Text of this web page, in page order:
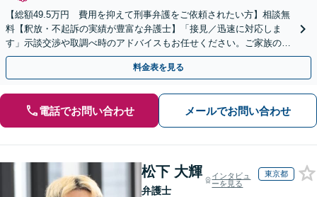
【総額49.5万円 費用を抑えて刑事弁護をご依頼されたい方】相談無
料【釈放・不起訴の実績が豊富な弁護士】「接見／迅速に対応しま
す」示談交渉や取調べ時のアドバイスもお任せください。ご家族の心
情にも寄り添って対応します
料金表を見る
電話でお問い合わせ メールでお問い合わせ
松下 大輝
弁護士
インタビュ
ーを見る
東京都